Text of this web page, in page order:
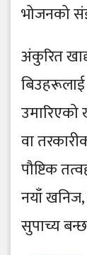
भोजनको
अंकुरित
बिउहरूलाई
उमारिएको
वा
पौष्टिक
नयाँ खनिज,
सुपाच्य